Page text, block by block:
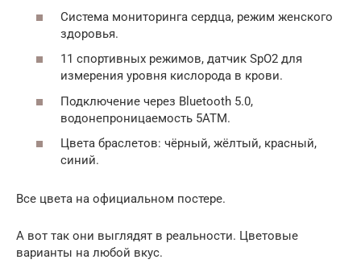
Система мониторинга сердца, режим женского
здоровья.
11 спортивных режимов, датчик SpO2 для
измерения уровня кислорода в крови.
Подключение через Bluetooth 5.0,
водонепроницаемость 5ATM.
Цвета браслетов: чёрный, жёлтый, красный,
синий.
Все цвета на официальном постере.
А вот так они выглядят в реальности. Цветовые
варианты на любой вкус.